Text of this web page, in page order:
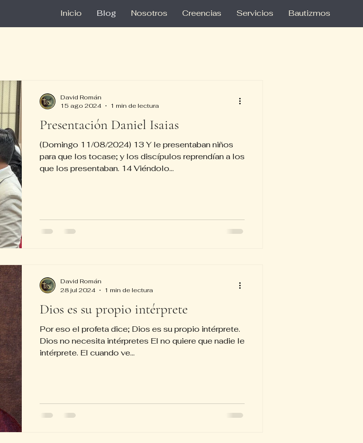
Inicio Blog Nosotros Creencias Servicios Bautizmos
Presentación Daniel Isaias
(Domingo 11/08/2024) 13 Y le presentaban niños
para que los tocase; y los discípulos reprendían a los
que los presentaban. 14 Viéndolo...
David Román
15 ago 2024
1 min de lectura
Dios es su propio intérprete
Por eso el profeta dice; Dios es su propio intérprete.
Dios no necesita intérpretes El no quiere que nadie le
intérprete. El cuando ve...
David Román
28 jul 2024
1 min de lectura